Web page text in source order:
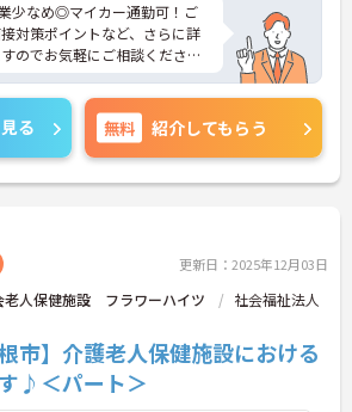
少なめ◎マイカー通勤可！ご
対策ポイントなど、さらに詳
のでお気軽にご相談くださ
る 無料 紹介してもらう
更新日：2025年12月03日
老人保健施設 フラワーハイツ
社会福祉法人
市】介護老人保健施設における
♪＜パート＞